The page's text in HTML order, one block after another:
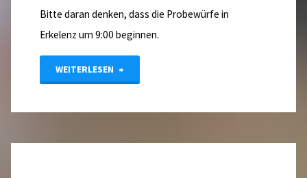
Bitte daran denken, dass die Probewürfe in
Erkelenz um 9:00 beginnen.
WEITERLESEN "Ligastart